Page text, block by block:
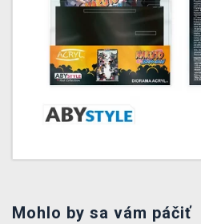
Mohlo by sa vám páčiť